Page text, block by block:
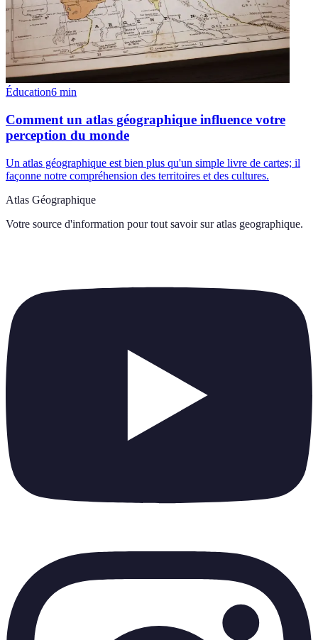
Éducation6 min
Comment un atlas géographique influence votre
perception du monde
Un atlas géographique est bien plus qu'un simple livre de cartes; il
façonne notre compréhension des territoires et des cultures.
Atlas Géographique
Votre source d'information pour tout savoir sur atlas geographique.